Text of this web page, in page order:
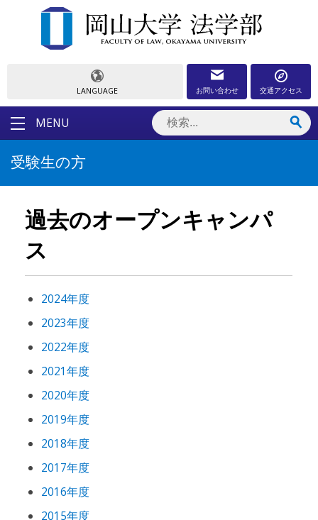
LANGUAGE お問い合わせ 交通アクセス
MENU
受験生の方
過去のオープンキャンパ
ス
2024年度
2023年度
2022年度
2021年度
2020年度
2019年度
2018年度
2017年度
2016年度
2015年度